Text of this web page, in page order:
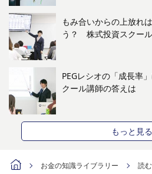
もみ合いからの上放れ
う？ 株式投資スクー
PEGレシオの「成長率
クール講師の答えは
もっと見る
お金の知識ライブラリー
読